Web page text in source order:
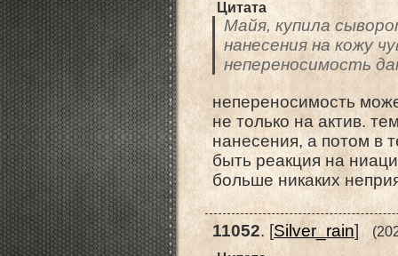
Цитата
Майя, купила
нанесения на кожу
непереносимость
непереносимость
не только на актив.
нанесения, а потом в
быть реакция на
больше никаких
11052. [Silver_rain]